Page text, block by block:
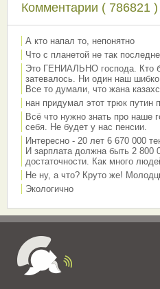
Комментарии ( 786821 )
А кто напал то, непонятно
Что с планетой не так
Это ГЕНИАЛЬНО господа. Кто
затевалось. Ни один наш
Все то думали, что жана
нан придумал этот трюк путин
Всё что нужно знать про наше
себя. Не будет у нас пенсии.
Интересно - 20 лет 6 670 000
И зарплата должна быть 2 800
достаточности. Как много
Не ну, а что? Круто же!
Экологично